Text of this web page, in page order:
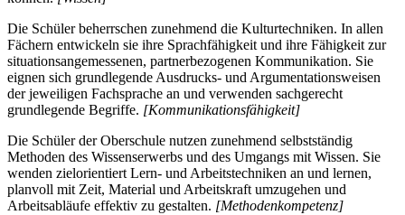
Die Schüler beherrschen zunehmend die Kulturtechniken. In allen
Fächern entwickeln sie ihre Sprachfähigkeit und ihre Fähigkeit zur
situationsangemessenen, partnerbezogenen Kommunikation. Sie
eignen sich grundlegende Ausdrucks- und Argumentationsweisen
der jeweiligen Fachsprache an und verwenden sachgerecht
grundlegende Begriffe. [Kommunikationsfähigkeit]
Die Schüler der Oberschule nutzen zunehmend selbstständig
Methoden des Wissenserwerbs und des Umgangs mit Wissen. Sie
wenden zielorientiert Lern- und Arbeitstechniken an und lernen,
planvoll mit Zeit, Material und Arbeitskraft umzugehen und
Arbeitsabläufe effektiv zu gestalten. [Methodenkompetenz]